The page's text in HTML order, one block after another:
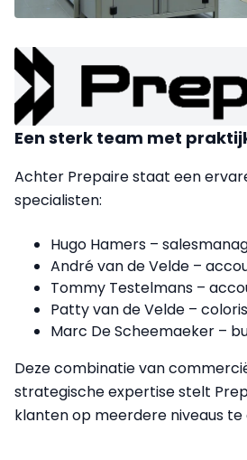
Een sterk team met
Achter Prepaire staat een
specialisten:
Hugo Hamers –
André van de Velde –
Tommy Testelmans –
Patty van de Velde –
Marc De Scheemaeker –
Deze combinatie van
strategische expertise stelt
klanten op meerdere niveaus te